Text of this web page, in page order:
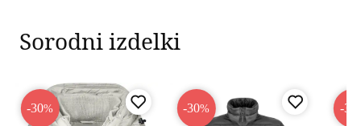
Sorodni izdelki
-30% -30% -35